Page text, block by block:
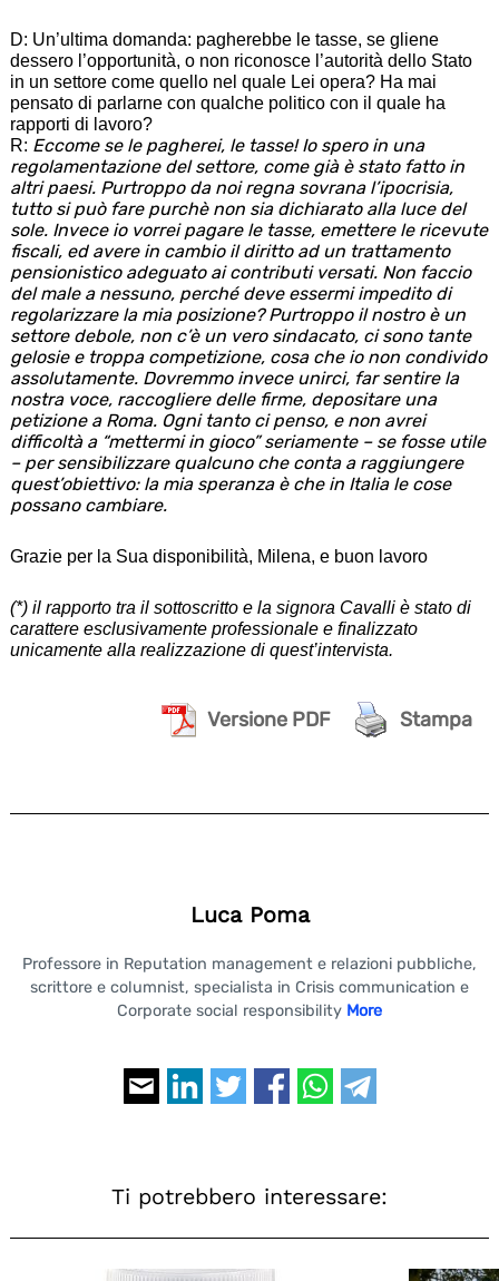
D: Un’ultima domanda: pagherebbe le tasse, se gliene
dessero l’opportunità, o non riconosce l’autorità dello Stato
in un settore come quello nel quale Lei opera? Ha mai
pensato di parlarne con qualche politico con il quale ha
rapporti di lavoro?
R: Eccome se le pagherei, le tasse! Io spero in una
regolamentazione del settore, come già è stato fatto in
altri paesi. Purtroppo da noi regna sovrana l’ipocrisia,
tutto si può fare purchè non sia dichiarato alla luce del
sole. Invece io vorrei pagare le tasse, emettere le ricevute
fiscali, ed avere in cambio il diritto ad un trattamento
pensionistico adeguato ai contributi versati. Non faccio
del male a nessuno, perché deve essermi impedito di
regolarizzare la mia posizione? Purtroppo il nostro è un
settore debole, non c’è un vero sindacato, ci sono tante
gelosie e troppa competizione, cosa che io non condivido
assolutamente. Dovremmo invece unirci, far sentire la
nostra voce, raccogliere delle firme, depositare una
petizione a Roma. Ogni tanto ci penso, e non avrei
difficoltà a “mettermi in gioco” seriamente – se fosse utile
– per sensibilizzare qualcuno che conta a raggiungere
quest’obiettivo: la mia speranza è che in Italia le cose
possano cambiare.
Grazie per la Sua disponibilità, Milena, e buon lavoro
(*) il rapporto tra il sottoscritto e la signora Cavalli è stato di
carattere esclusivamente professionale e finalizzato
unicamente alla realizzazione di quest’intervista.
Versione PDF Stampa
Luca Poma
Professore in Reputation management e relazioni pubbliche,
scrittore e columnist, specialista in Crisis communication e
Corporate social responsibility More
Ti potrebbero interessare: